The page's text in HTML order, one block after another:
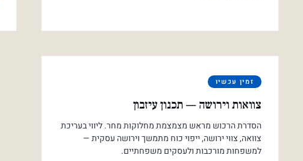
זמין עכשיו
צוואות וירושה — תכנון עיזבון
הסדרת הרכוש מראש מצמצמת מחלוקות מחר. ליווי בעריכת
צוואה, צווי ירושה, ייפוי כוח מתמשך וירושה עסקית —
למשפחות מורכבות ולעסקים משפחתיים.